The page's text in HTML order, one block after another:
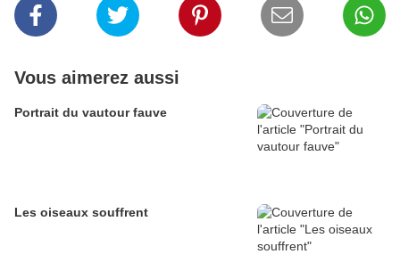
Vous aimerez aussi
Portrait du vautour fauve
Les oiseaux souffrent